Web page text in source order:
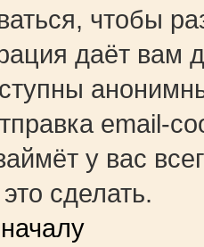
чтобы
даёт вам
email-
у вас
сделать.